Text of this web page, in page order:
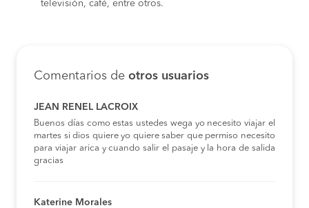
televisión, café, entre otros.
Comentarios de otros usuarios
JEAN RENEL LACROIX
Buenos días como estas ustedes wega yo necesito viajar el
martes si dios quiere yo quiere saber que permiso necesito
para viajar arica y cuando salir el pasaje y la hora de salida
gracias
Katerine Morales